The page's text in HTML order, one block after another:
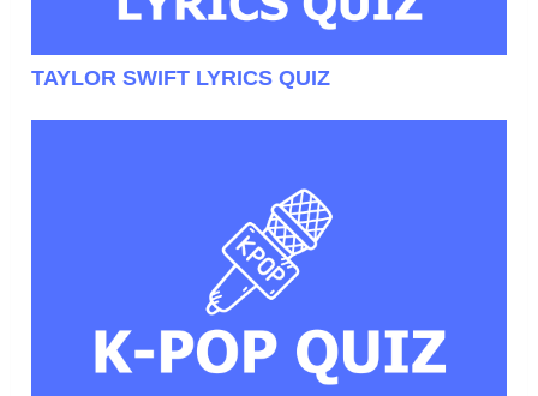
TAYLOR SWIFT LYRICS QUIZ